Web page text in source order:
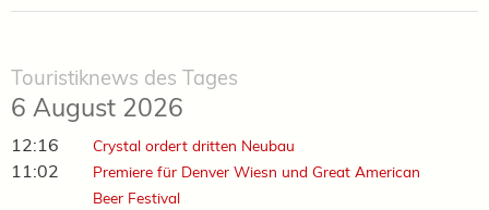
Touristiknews des Tages
6 August 2026
12:16 Crystal ordert dritten Neubau
11:02
Premiere für Denver Wiesn und Great American
Beer Festival